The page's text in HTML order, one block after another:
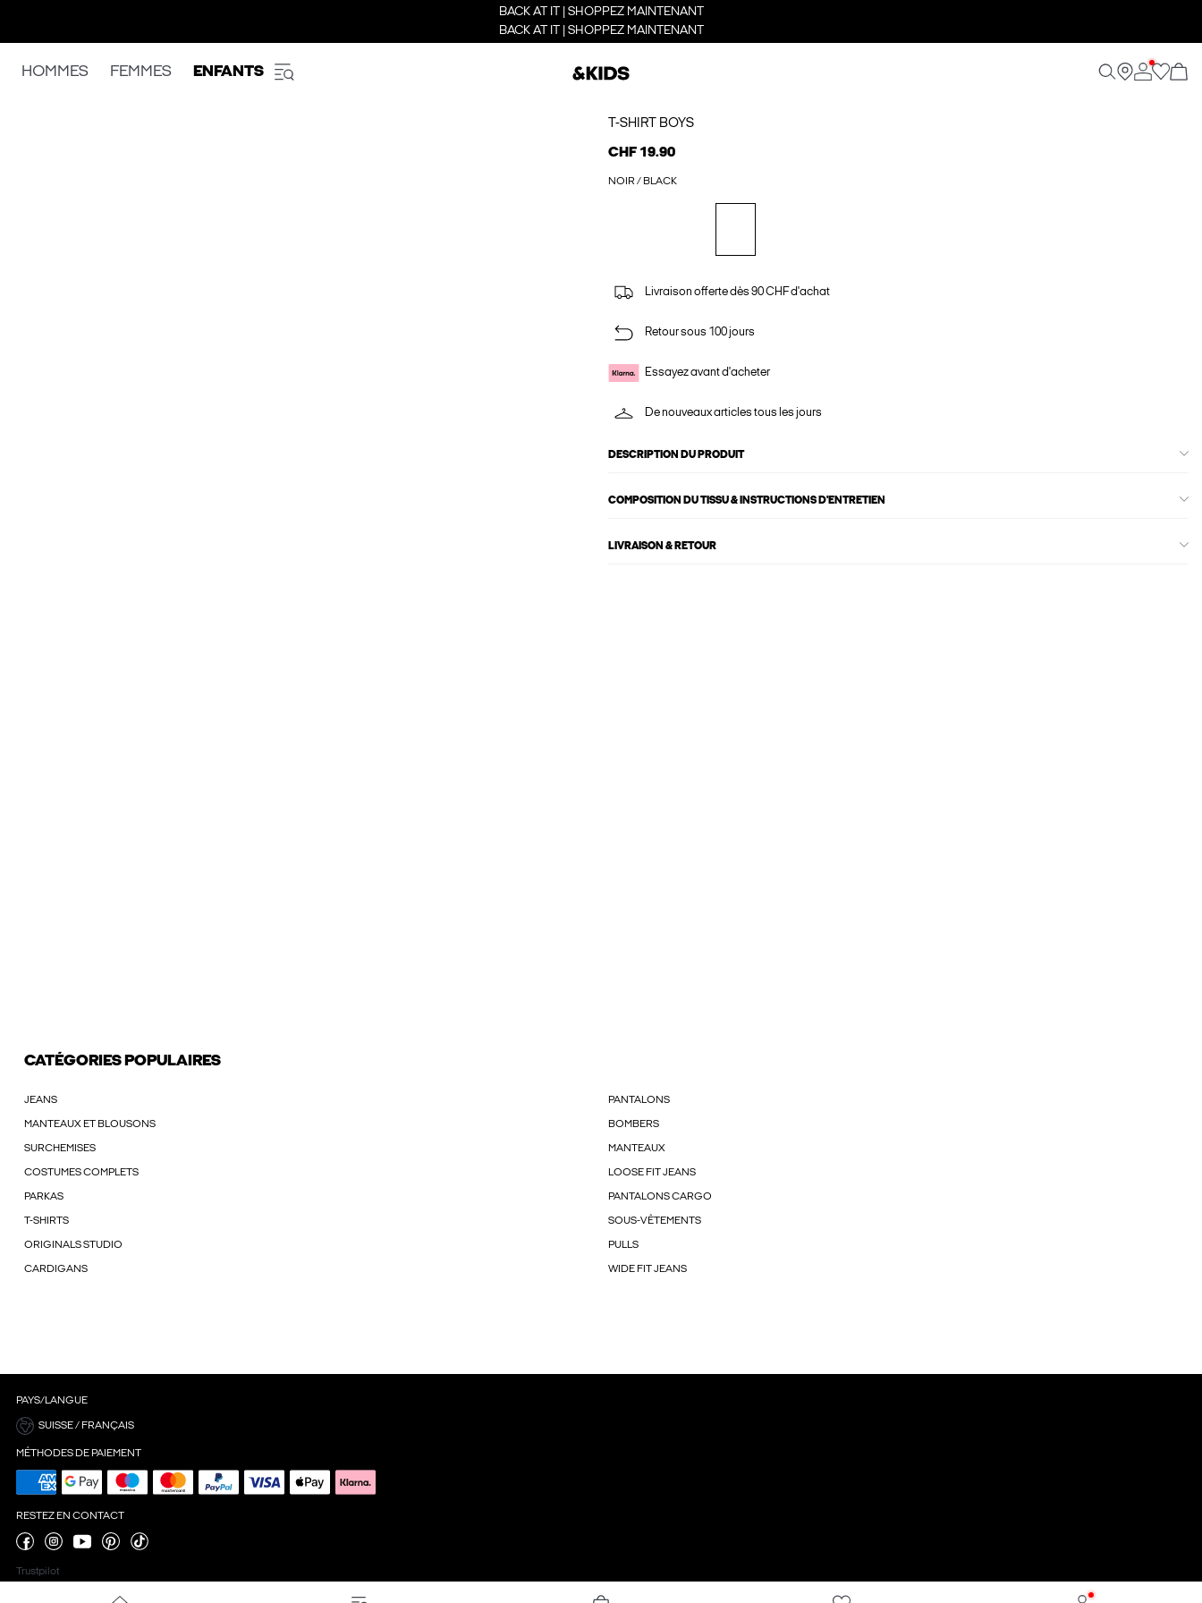
BACK AT IT | SHOPPEZ MAINTENANT
BACK AT IT | SHOPPEZ MAINTENANT
HOMMES FEMMES ENFANTS
T-SHIRT BOYS
CHF 19.90
NOIR / BLACK
Livraison offerte dès 90 CHF d'achat
Retour sous 100 jours
Essayez avant d'acheter
De nouveaux articles tous les jours
DESCRIPTION DU PRODUIT
COMPOSITION DU TISSU & INSTRUCTIONS D'ENTRETIEN
LIVRAISON & RETOUR
CATÉGORIES POPULAIRES
JEANS PANTALONS
MANTEAUX ET BLOUSONS BOMBERS
SURCHEMISES MANTEAUX
COSTUMES COMPLETS LOOSE FIT JEANS
PARKAS PANTALONS CARGO
T-SHIRTS SOUS-VÊTEMENTS
ORIGINALS STUDIO PULLS
CARDIGANS WIDE FIT JEANS
PAYS/LANGUE
SUISSE / FRANÇAIS
MÉTHODES DE PAIEMENT
RESTEZ EN CONTACT
Trustpilot